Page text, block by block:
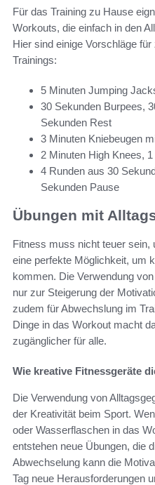
Für das Training zu Hause
Workouts, die einfach in den
Hier sind einige Vorschläge
Trainings:
5 Minuten Jumping
30 Sekunden Burpees,
Sekunden Rest
3 Minuten Kniebeugen
2 Minuten High Knees,
4 Runden aus 30
Sekunden Pause
Übungen mit
Fitness muss nicht teuer sein,
eine perfekte Möglichkeit, um
kommen. Die Verwendung
nur zur Steigerung der
zudem für Abwechslung im
Dinge in das Workout macht
zugänglicher für alle.
Wie kreative Fitnessgeräte
Die Verwendung von
der Kreativität beim Sport.
oder Wasserflaschen in das
entstehen neue Übungen, die
Abwechselung kann die
Tag neue Herausforderungen